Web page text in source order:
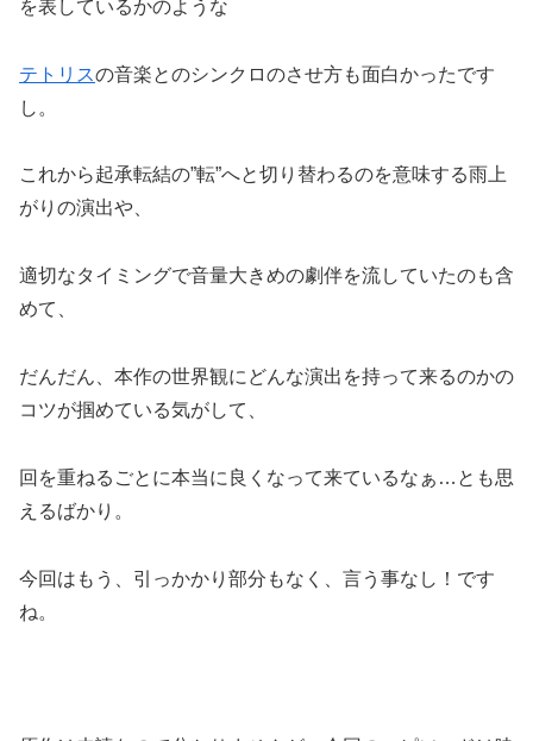
を表しているかのような
テトリスの音楽とのシンクロのさせ方も面白かったです
し。
これから起承転結の”転”へと切り替わるのを意味する雨上
がりの演出や、
適切なタイミングで音量大きめの劇伴を流していたのも含
めて、
だんだん、本作の世界観にどんな演出を持って来るのかの
コツが掴めている気がして、
回を重ねるごとに本当に良くなって来ているなぁ…とも思
えるばかり。
今回はもう、引っかかり部分もなく、言う事なし！です
ね。